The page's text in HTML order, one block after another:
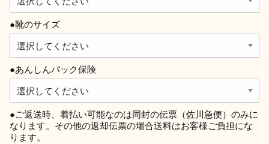
●靴のサイズ
●あんしんパック保険
●ご返送時、着払い可能なのは同封の伝票（佐川急便）のみに
なります。その他の返却伝票の場合送料はお客様ご負担にな
ります。